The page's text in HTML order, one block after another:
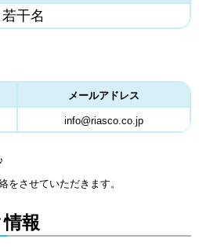
若干名
メールアドレス
info@riasco.co.jp
をさせていただきます。
報